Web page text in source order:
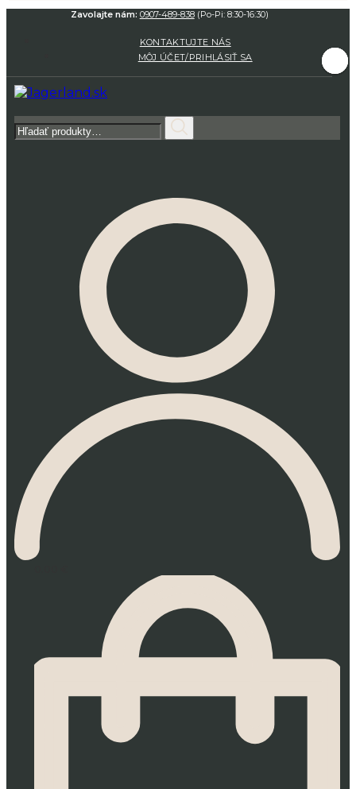
Zavolajte nám: 0907-489-838(Po-Pi: 8:30-16:30)
KONTAKTUJTE NÁS
MÔJ ÚČET/PRIHLÁSIŤ SA
Hľadať: